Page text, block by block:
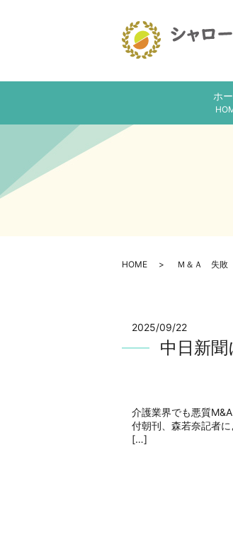
ホ
HOME Ｍ＆Ａ 失敗
2025/09/22
中日新
介護業界でも悪質
付朝刊、森若奈記者
[…]